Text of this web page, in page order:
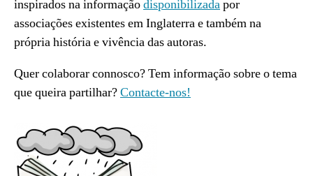
inspirados na informaçãodisponibilizadapor
associações existentes em Inglaterra e também na
própria história e vivência das autoras.
Quer colaborar connosco? Tem informação sobre o tema
que queira partilhar?Contacte-nos!